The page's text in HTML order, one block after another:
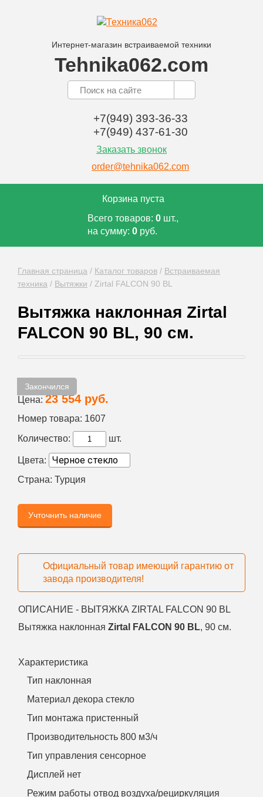
Интернет-магазин встраиваемой техники
Tehnika062.com
+7(949) 393-36-33
+7(949) 437-61-30
Заказать звонок
order@tehnika062.com
Корзина пуста
Всего товаров: 0 шт.,
на сумму: 0 руб.
Главная страница / Каталог товаров / Встраиваемая
техника / Вытяжки / Zirtal FALCON 90 BL
Вытяжка наклонная Zirtal
FALCON 90 BL, 90 см.
Закончился
Цена: 23 554 руб.
Номер товара: 1607
Количество:
шт.
Цвета:
Страна: Турция
Учточнить наличие
Официальный товар имеющий гарантию от
завода производителя!
ОПИСАНИЕ - ВЫТЯЖКА ZIRTAL FALCON 90 BL
Вытяжка наклонная Zirtal FALCON 90 BL, 90 см.
Характеристика
Тип наклонная
Материал декора стекло
Тип монтажа пристенный
Производительность 800 м3/ч
Тип управления сенсорное
Дисплей нет
Режим работы отвод воздуха/рециркуляция